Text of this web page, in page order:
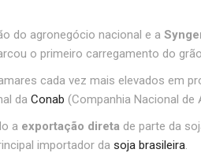
do agronegócio nacional e a
o primeiro carregamento do
cada vez mais elevados em
da Conab (Companhia Nacional
a exportação direta de parte da
importador da soja brasileira.